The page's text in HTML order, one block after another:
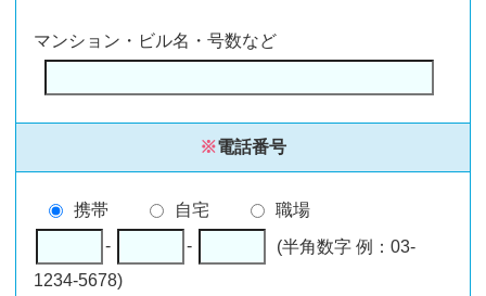
マンション・ビル名・号数など
※電話番号
携帯 自宅
職場
-
-
(半角数字 例：03-
1234-5678)